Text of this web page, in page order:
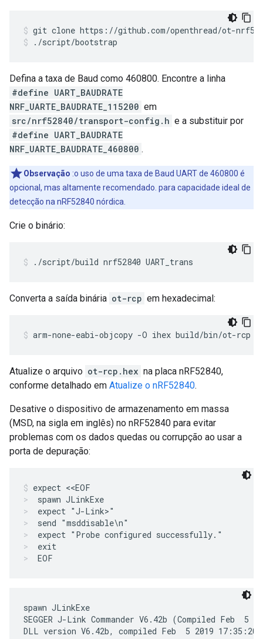
git clone https://github.com/openthread/ot-
./script/bootstrap
Defina a taxa de Baud como 460800. Encontre a linha
#define UART_BAUDRATE
NRF_UARTE_BAUDRATE_115200 em
src/nrf52840/transport-config.h e a substituir por
#define UART_BAUDRATE
NRF_UARTE_BAUDRATE_460800 .
Observação :o uso de uma taxa de Baud UART de 460800 é
opcional, mas altamente recomendado. para capacidade ideal de
detecção na nRF52840 nórdica.
Crie o binário:
./script/build nrf52840 UART_trans
Converta a saída binária ot-rcp em hexadecimal:
arm-none-eabi-objcopy -O ihex build/bin/ot-rcp
Atualize o arquivo ot-rcp.hex na placa nRF52840,
conforme detalhado em Atualize o nRF52840.
Desative o dispositivo de armazenamento em massa
(MSD, na sigla em inglês) no nRF52840 para evitar
problemas com os dados quedas ou corrupção ao usar a
porta de depuração:
expect <<EOF
spawn JLinkExe
expect "J-Link>"
send "msddisable\n"
expect "Probe configured successfully."
exit
EOF
spawn JLinkExe
SEGGER J-Link Commander V6.42b (Compiled Feb  5
DLL version V6.42b, compiled Feb  5 2019 17:35:20